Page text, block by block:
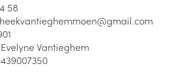
58
gmail.com
Evelyne Vantieghem